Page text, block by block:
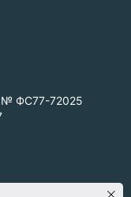
№ ФС77-72025